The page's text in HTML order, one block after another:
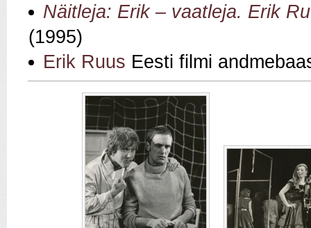
Näitleja: Erik – vaatleja. Erik
(1995)
Erik Ruus Eesti filmi